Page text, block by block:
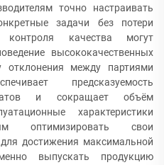
точно настраивать
задачи без потери
контроля качества могут
высококачественных
отклонения между партиями
предсказуемость
и сокращает объём
характеристики
оптимизировать свои
достижения максимальной
выпускать продукцию